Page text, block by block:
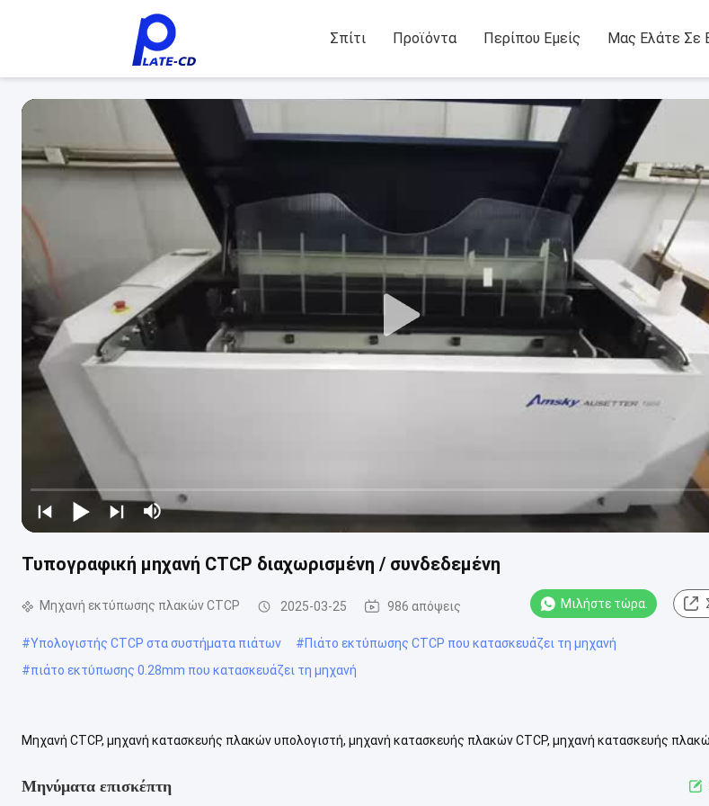
Σπίτι Προϊόντα Περίπου Εμείς Μας Ελάτε Σε
Τυπογραφική μηχανή CTCP διαχωρισμένη / συνδεδεμένη
Μηχανή εκτύπωσης πλακών CTCP 2025-03-25 986 απόψεις Μιλήστε τώρα.
#Υπολογιστής CTCP στα συστήματα πιάτων #Πιάτο εκτύπωσης CTCP που κατασκευάζει τη μηχανή
#πιάτο εκτύπωσης 0.28mm που κατασκευάζει τη μηχανή
Μηχανή CTCP, μηχανή κατασκευής πλακών υπολογιστή, μηχανή κατασκευής πλακών CTCP, μηχανή κατασκευής
Μηνύματα επισκέπτη